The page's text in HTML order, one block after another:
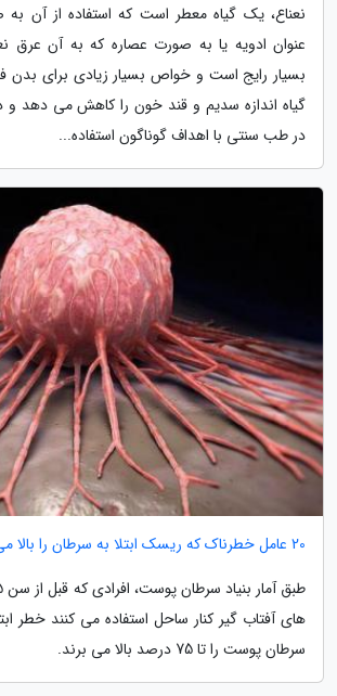
نعناع، یک گیاه معطر است که استفاده از آن
عنوان ادویه یا به صورت عصاره که به آن عرق
بسیار رایج است و خواص بسیار زیادی برای بدن
گیاه اندازه سدیم و قند خون را کاهش می دهد و
در طب سنتی با اهداف گوناگون استفاده...
20 عامل خطرناک که ریسک ابتلا به سرطان را بالا می برد
های آفتاب گیر کنار ساحل استفاده می کنند خطر
سرطان پوست را تا 75 درصد بالا می برند.